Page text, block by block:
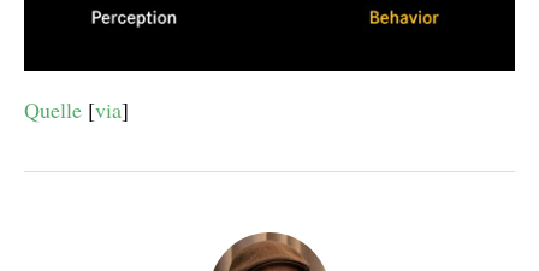
Quelle [via]